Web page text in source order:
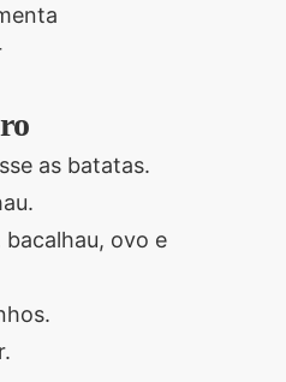
as batatas.
ovo e